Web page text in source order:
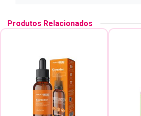
Produtos Relacionados